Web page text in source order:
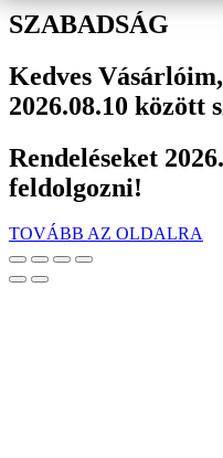
SZABADSÁG
Kedves
2026.08.10 között
Rendeléseket
feldolgozni!
TOVÁBB AZ OLDALRA